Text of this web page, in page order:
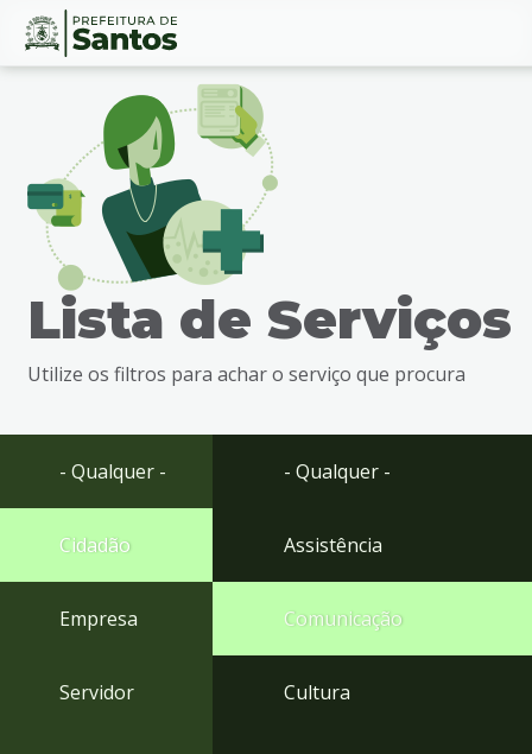
Ir
busca
Ir
rodapé
Conteúdo
Lista de Serviços
Utilize os filtros para achar o serviço que procura
- Qualquer -
Cidadão
Empresa
Servidor
- Qualquer -
Assistência
Comunicação
Cultura